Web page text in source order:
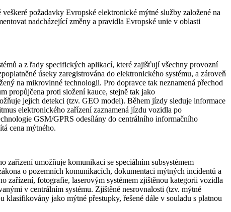
požadavky Evropské elektronické mýtné služby založené na
nadcházející změny a pravidla Evropské unie v oblasti
a z řady specifických aplikací, které zajišťují všechny provozní
úseky zaregistrována do elektronického systému, a zároveň
na mikrovlnné technologii. Pro dopravce tak neznamená přechod
propůjčena proti složení kauce, stejně tak jako
jejich detekci (tzv. GEO model). Během jízdy sleduje informace
elektronického zařízení zaznamená jízdu vozidla po
GSM/GPRS odesílány do centrálního informačního
cena mýtného.
umožňuje komunikaci se speciálním subsystémem
o pozemních komunikacích, dokumentaci mýtných incidentů a
zařízení, fotografie, laserovým systémem zjištěnou kategorii vozidla
v centrálním systému. Zjištěné nesrovnalosti (tzv. mýtné
jako mýtné přestupky, řešené dále v souladu s platnou